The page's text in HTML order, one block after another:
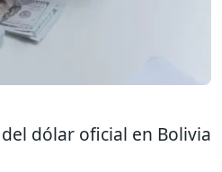
dólar oficial en Bolivia